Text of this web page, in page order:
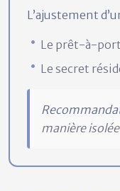
L’ajustement
Le prêt-à-
Le secret
manière